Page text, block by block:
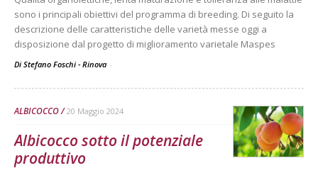
sono i principali obiettivi del programma di breeding. Di seguito la
descrizione delle caratteristiche delle varietà messe oggi a
disposizione dal progetto di miglioramento varietale Maspes
Di Stefano Foschi - Rinova -
ALBICOCCO 20 Maggio 2024
Albicocco sotto il potenziale
produttivo